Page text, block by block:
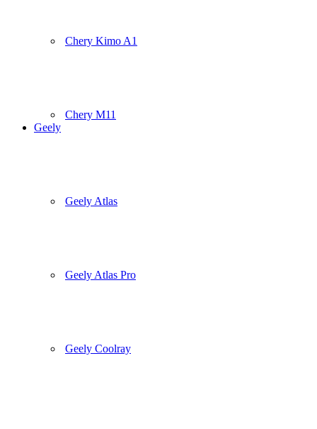
Chery Kimo A1
Chery M11
Geely
Geely Atlas
Geely Atlas Pro
Geely Coolray